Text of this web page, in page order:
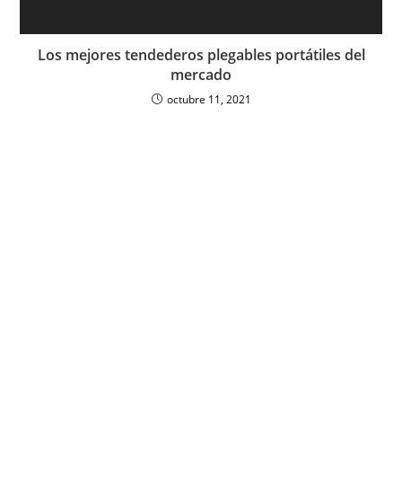
Los mejores tendederos plegables portátiles del
mercado
octubre 11, 2021